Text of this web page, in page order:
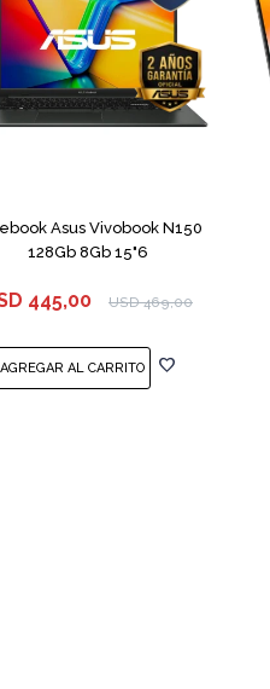
Asus Vivobook N150
128Gb 8Gb 15"6
445,00 USD 469,00